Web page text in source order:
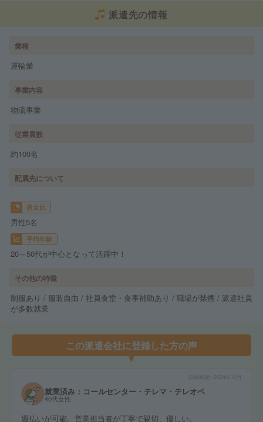
派遣先の情報
業種
運輸業
事業内容
物流事業
従業員数
約100名
配属先について
男女比
男性5名
平均年齢
20～50代が中心となって活躍中！
その他の特徴
制服あり / 服装自由 / 社員食堂・食事補助あり / 職場が禁煙 / 派遣社員
が多数就業
この派遣会社に登録した方の声
2024年10月
就業済み：コールセンター・テレマ・テレオペ
40代女性
週払いが可能。営業担当者が丁寧で親切、優しい。